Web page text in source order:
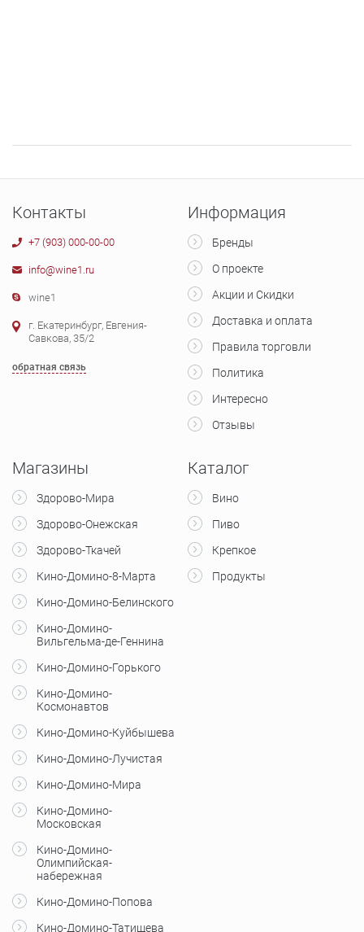
Контакты
+7 (903) 000-00-00
info@wine1.ru
wine1
г. Екатеринбург, Евгения-
Савкова, 35/2
обратная связь
Информация
Бренды
О проекте
Акции и Скидки
Доставка и оплата
Правила торговли
Политика
Интересно
Отзывы
Магазины
Здорово-Мира
Здорово-Онежская
Здорово-Ткачей
Кино-Домино-8-Марта
Кино-Домино-Белинского
Кино-Домино-
Вильгельма-де-Геннина
Кино-Домино-Горького
Кино-Домино-
Космонавтов
Кино-Домино-Куйбышева
Кино-Домино-Лучистая
Кино-Домино-Мира
Кино-Домино-
Московская
Кино-Домино-
Олимпийская-
набережная
Кино-Домино-Попова
Кино-Домино-Татищева
Каталог
Вино
Пиво
Крепкое
Продукты